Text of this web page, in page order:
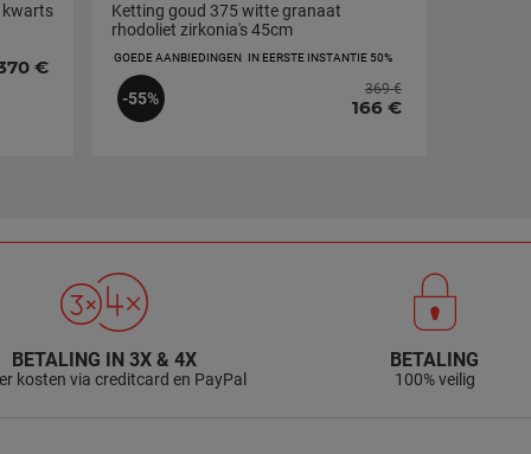
kwarts
€
Ketting goud 375 witte granaat
rhodoliet zirkonia's 45cm
GOEDE AANBIEDINGEN IN EERSTE INSTANTIE 50%
-55% 369 €
166 €
BETALING IN 3X & 4X
kosten via creditcard en PayPal
BETALING
100% veilig